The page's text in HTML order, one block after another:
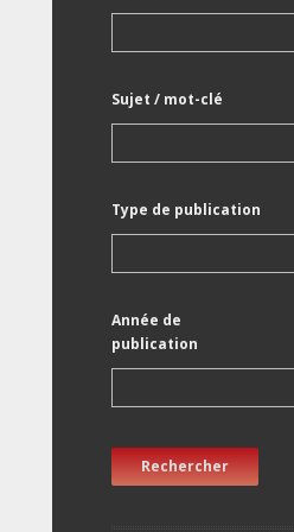
Sujet / mot-clé
Type de publication
Année de
publication
Rechercher